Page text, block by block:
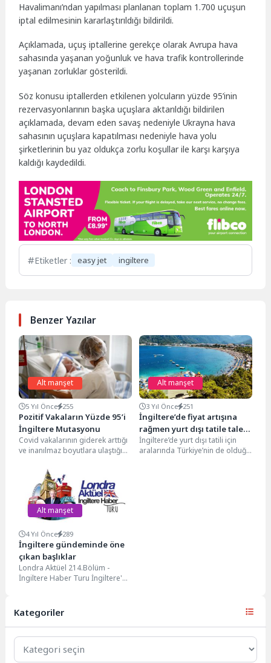
Havalimanı’ndan yapılması planlanan toplam 1.700 uçuşun
iptal edilmesinin kararlaştırıldığı bildirildi.
Açıklamada, uçuş iptallerine gerekçe olarak Avrupa hava
sahasında yaşanan yoğunluk ve hava trafik kontrollerinde
yaşanan zorluklar gösterildi.
Söz konusu iptallerden etkilenen yolcuların yüzde 95’inin
rezervasyonlarının başka uçuşlara aktarıldığı bildirilen
açıklamada, devam eden savaş nedeniyle Ukrayna hava
sahasının uçuşlara kapatılması nedeniyle hava yolu
şirketlerinin bu yaz oldukça zorlu koşullar ile karşı karşıya
kaldığı kaydedildi.
Etiketler : easy jet ingiltere
Benzer Yazılar
Alt manşet
5 Yıl Önce 255
Pozitif Vakaların Yüzde 95’i
İngiltere Mutasyonu
Covid vakalarının giderek arttığı
ve inanılmaz boyutlara ulaştığı
giderek artıyor. Binlerce...
Alt manşet
3 Yıl Önce 251
İngiltere’de fiyat artışına
rağmen yurt dışı tatile talep
azalmadı
İngiltere’de yurt dışı tatili için
aralarında Türkiye’nin de olduğu
Alt manşet
4 Yıl Önce 289
İngiltere gündeminde öne
çıkan başlıklar
Londra Aktüel 214.Bölüm -
İngiltere Haber Turu İngiltere'de
www.londraaktüel.com...
Kategoriler
Kategoriler